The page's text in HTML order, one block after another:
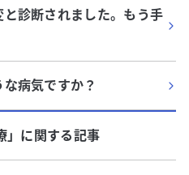
診断されました。もう手
な病気ですか？
」に関する記事